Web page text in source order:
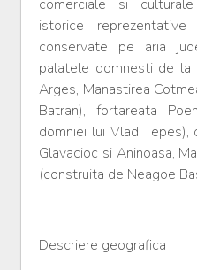
comerciale si
istorice
conservate pe aria
palatele domnesti de la
Arges, Manastirea
Batran), fortareata
domniei lui Vlad
Glavacioc si Aninoasa,
(construita de Neagoe
Descriere geografica